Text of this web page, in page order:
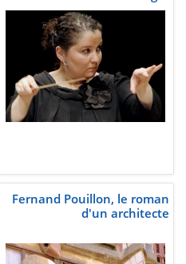
Fernand Pouillon, le roman
d'un architecte